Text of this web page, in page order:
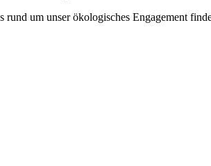
um unser ökologisches Engagement